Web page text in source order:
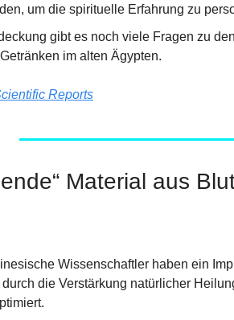
um die spirituelle Erfahrung zu
gibt es noch viele Fragen zu
im alten Ägypten.
Reports
Material aus
Wissenschaftler haben ein
die Verstärkung natürlicher